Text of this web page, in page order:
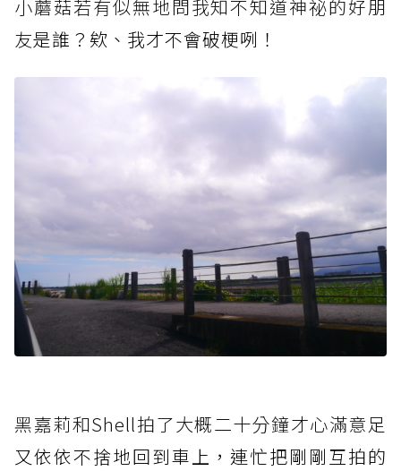
小蘑菇若有似無地問我知不知道神祕的好朋
友是誰？欸、我才不會破梗咧！
黑嘉莉和Shell拍了大概二十分鐘才心滿意足
又依依不捨地回到車上，連忙把剛剛互拍的